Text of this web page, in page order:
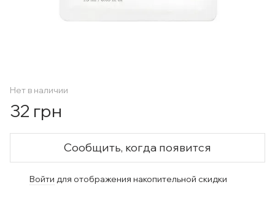
Нет в наличии
32 грн
Сообщить, когда появится
Войти для отображения накопительной скидки